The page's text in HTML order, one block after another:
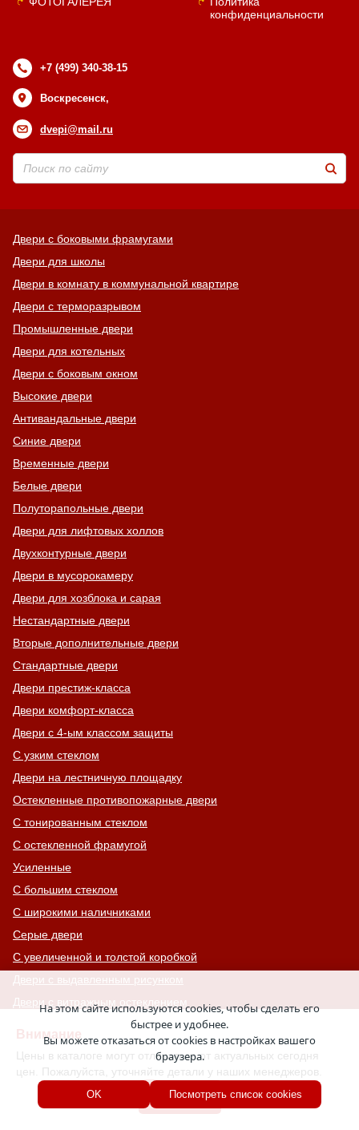
Внимание
Цены в каталоге могут отличаться от актуальных сегодня
цен. Пожалуйста, уточняйте детали у наших менеджеров.
Хорошо
конфиденциальности
+7 (499) 340-38-15
Воскресенск,
dvepi@mail.ru
Двери с боковыми фрамугами
Двери для школы
Двери в комнату в коммунальной квартире
Двери с терморазрывом
Промышленные двери
Двери для котельных
Двери с боковым окном
Высокие двери
Антивандальные двери
Синие двери
Временные двери
Белые двери
Полуторапольные двери
Двери для лифтовых холлов
Двухконтурные двери
Двери в мусорокамеру
Двери для хозблока и сарая
Нестандартные двери
Вторые дополнительные двери
Стандартные двери
Двери престиж-класса
Двери комфорт-класса
Двери с 4-ым классом защиты
С узким стеклом
Двери на лестничную площадку
Остекленные противопожарные двери
С тонированным стеклом
С остекленной фрамугой
Усиленные
С большим стеклом
С широкими наличниками
Серые двери
С увеличенной и толстой коробкой
Двери с выдавленным рисунком
Двери с витражным остеклением
Двери с английской решеткой
Глухие противопожарные двери
Однопольные противопожарные двери
Двери со львом
На этом сайте используются cookies, чтобы сделать его
быстрее и удобнее.
Вы можете отказаться от cookies в настройках вашего
браузера.
OK Посмотреть список cookies